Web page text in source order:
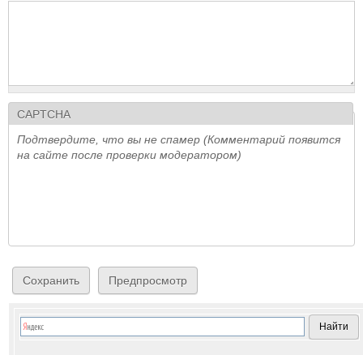
CAPTCHA
Подтвердите, что вы не спамер (Комментарий появится
на сайте после проверки модератором)